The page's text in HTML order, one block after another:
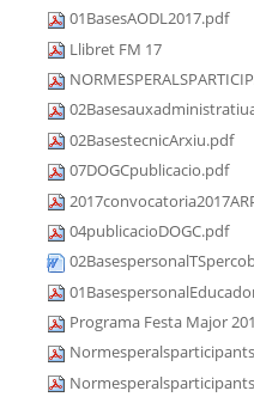
01BasesAODL2017.pdf
Llibret FM 17
02BasestecnicArxiu.pdf
07DOGCpublicacio.pdf
04publicacioDOGC.pdf
Programa Festa Major